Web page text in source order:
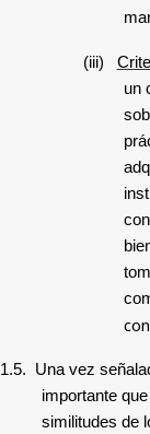
(iii)
un
1.5.
Una vez
importante
similitudes de